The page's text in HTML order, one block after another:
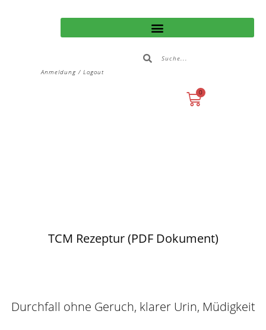
Anmeldung / Logout
0
TCM Rezeptur (PDF Dokument)
Durchfall ohne Geruch, klarer Urin, Müdigkeit